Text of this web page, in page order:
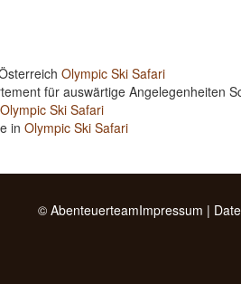
Olympic Ski Safari
für auswärtige Angelegenheiten
Olympic Ski Safari
in Olympic Ski Safari
© AbenteuerteamImpressum |